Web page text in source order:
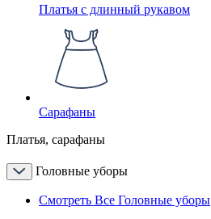
Платья с длинный рукавом
Сарафаны
Платья, сарафаны
Головные уборы
Смотреть Все Головные уборы